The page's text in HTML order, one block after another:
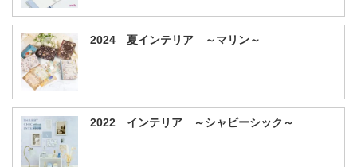
2024 夏インテリア ～マリン～
2022 インテリア ～シャビーシック～